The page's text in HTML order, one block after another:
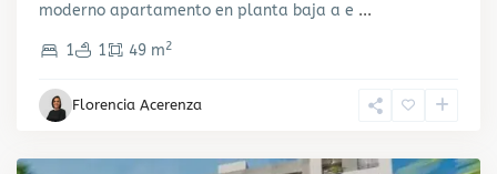
moderno apartamento en planta baja a e ...
1 1 49 m2
Florencia Acerenza
Tres
Cruces,